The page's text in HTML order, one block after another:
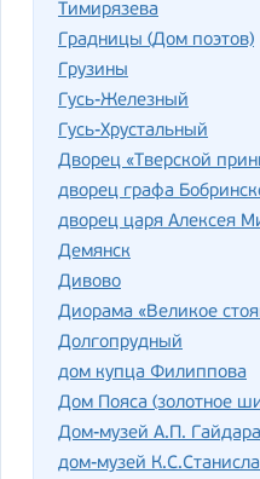
Тимирязева
Градницы (Дом поэтов)
Грузины
Гусь-Железный
Гусь-Хрустальный
Дворец «Тверской
дворец графа
дворец царя Алексея
Демянск
Дивово
Диорама «Великое
Долгопрудный
дом купца Филиппова
Дом Пояса (золотное
Дом-музей А.П. Гайдара
дом-музей